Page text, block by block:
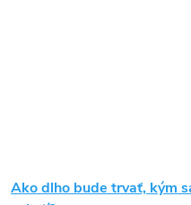
Ako dlho bude trvať, kým